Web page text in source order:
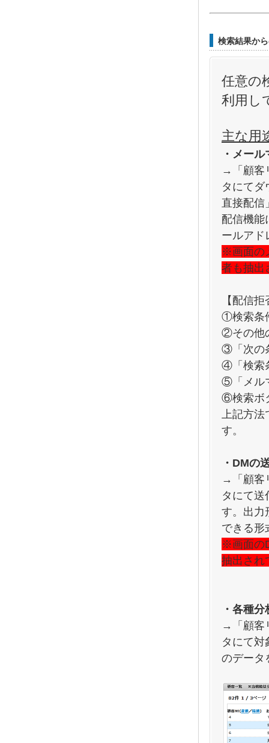
検索結果か
任意の
利用し
主な用
・メー
→「顧客
タにてダ
直接配信
配信機能
ールアド
※画面の
者も抽出
【配信
①検索条
②その他
③「次の
④「検索
⑤「メル
⑥検索ボ
上記方
す。
・DMの
→「顧客
タにて送
す。出力
できる形
※画面の
抽出され
・各種
→「顧客
タにて対
のデータ